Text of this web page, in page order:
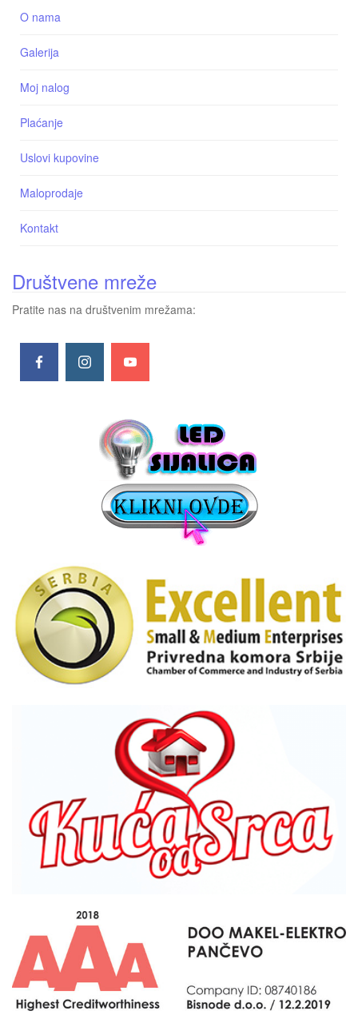
O nama
Galerija
Moj nalog
Plaćanje
Uslovi kupovine
Maloprodaje
Kontakt
Društvene mreže
Pratite nas na društvenim mrežama: